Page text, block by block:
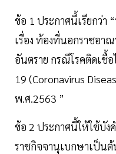
ข้อ 1 ประกาศนี้เรียกว่า
เรื่อง ท้องที่นอกราชอา
อันตราย กรณีโรคติดเชื้อ
19 (Coronavirus
พ.ศ.2563 ”
ข้อ 2 ประกาศนี้ให้ใช้บัง
ราชกิจจานุเบกษาเป็น